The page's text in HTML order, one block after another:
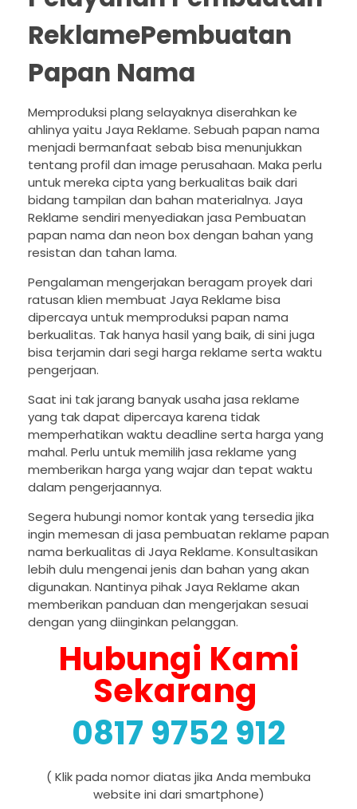
ReklamePembuatan
Papan Nama
Memproduksi plang selayaknya diserahkan ke
ahlinya yaitu Jaya Reklame. Sebuah papan nama
menjadi bermanfaat sebab bisa menunjukkan
tentang profil dan image perusahaan. Maka perlu
untuk mereka cipta yang berkualitas baik dari
bidang tampilan dan bahan materialnya. Jaya
Reklame sendiri menyediakan jasa Pembuatan
papan nama dan neon box dengan bahan yang
resistan dan tahan lama.
Pengalaman mengerjakan beragam proyek dari
ratusan klien membuat Jaya Reklame bisa
dipercaya untuk memproduksi papan nama
berkualitas. Tak hanya hasil yang baik, di sini juga
bisa terjamin dari segi harga reklame serta waktu
pengerjaan.
Saat ini tak jarang banyak usaha jasa reklame
yang tak dapat dipercaya karena tidak
memperhatikan waktu deadline serta harga yang
mahal. Perlu untuk memilih jasa reklame yang
memberikan harga yang wajar dan tepat waktu
dalam pengerjaannya.
Segera hubungi nomor kontak yang tersedia jika
ingin memesan di jasa pembuatan reklame papan
nama berkualitas di Jaya Reklame. Konsultasikan
lebih dulu mengenai jenis dan bahan yang akan
digunakan. Nantinya pihak Jaya Reklame akan
memberikan panduan dan mengerjakan sesuai
dengan yang diinginkan pelanggan.
Hubungi Kami
Sekarang
0817 9752 912
( Klik pada nomor diatas jika Anda membuka
website ini dari smartphone)